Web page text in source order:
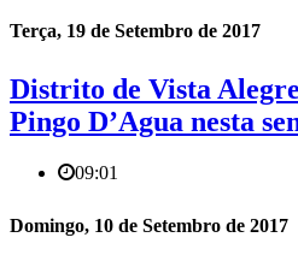
Terça, 19 de Setembro de 2017
Distrito de Vista
Pingo D’Agua nesta
09:01
Domingo, 10 de Setembro de 2017